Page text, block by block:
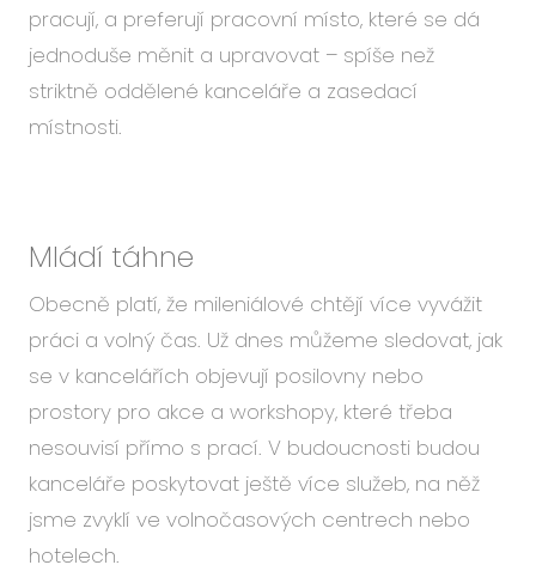
pracují, a preferují pracovní místo, které se dá
jednoduše měnit a upravovat – spíše než
striktně oddělené kanceláře a zasedací
místnosti.
Mládí táhne
Obecně platí, že mileniálové chtějí více vyvážit
práci a volný čas. Už dnes můžeme sledovat, jak
se v kancelářích objevují posilovny nebo
prostory pro akce a workshopy, které třeba
nesouvisí přímo s prací. V budoucnosti budou
kanceláře poskytovat ještě více služeb, na něž
jsme zvyklí ve volnočasových centrech nebo
hotelech.